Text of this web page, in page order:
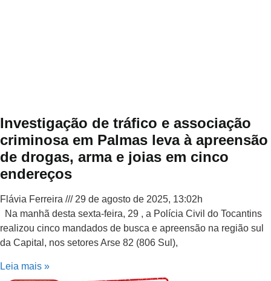
Investigação de tráfico e associação
criminosa em Palmas leva à apreensão
de drogas, arma e joias em cinco
endereços
Flávia Ferreira
29 de agosto de 2025, 13:02h
Na manhã desta sexta-feira, 29 , a Polícia Civil do Tocantins
realizou cinco mandados de busca e apreensão na região sul
da Capital, nos setores Arse 82 (806 Sul),
Leia mais »